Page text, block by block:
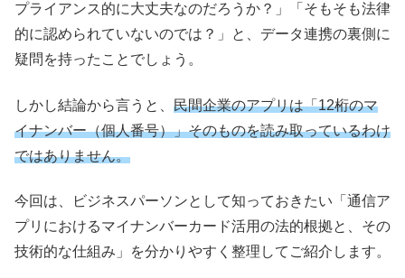
プライアンス的に大丈夫なのだろうか？」「そもそも法律
的に認められていないのでは？」と、データ連携の裏側に
疑問を持ったことでしょう。
しかし結論から言うと、 民間企業のアプリは「12桁のマ
イナンバー（個人番号）」そのものを読み取っているわけ
ではありません。
今回は、ビジネスパーソンとして知っておきたい「通信ア
プリにおけるマイナンバーカード活用の法的根拠と、その
技術的な仕組み」を分かりやすく整理してご紹介します。